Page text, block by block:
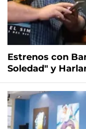
Estrenos con
Soledad" y